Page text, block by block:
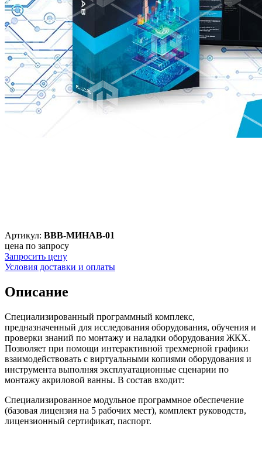
Артикул: ВВВ-МИНАВ-01
цена по запросу
Запросить цену
Условия доставки и оплаты
Описание
Специализированный программный комплекс,
предназначенный для исследования оборудования, обучения и
проверки знаний по монтажу и наладки оборудования ЖКХ.
Позволяет при помощи интерактивной трехмерной графики
взаимодействовать с виртуальными копиями оборудования и
инструмента выполняя эксплуатационные сценарии по
монтажу акриловой ванны. В состав входит:
Специализированное модульное программное обеспечение
(базовая лицензия на 5 рабочих мест), комплект руководств,
лицензионный сертификат, паспорт.